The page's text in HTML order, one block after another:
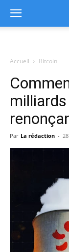
Accueil Bitcoin
milliards
Par La rédaction -